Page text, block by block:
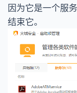
因为它是一个服
结束它。